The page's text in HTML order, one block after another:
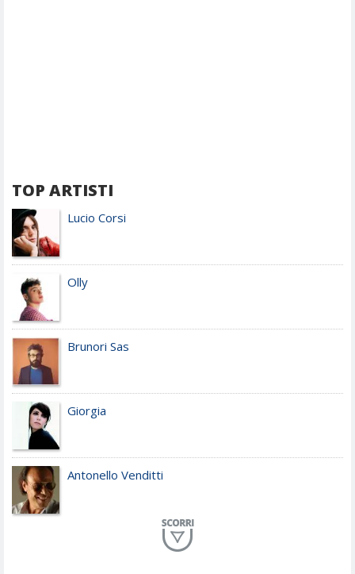
TOP ARTISTI
Lucio Corsi
Olly
Brunori Sas
Giorgia
Antonello Venditti